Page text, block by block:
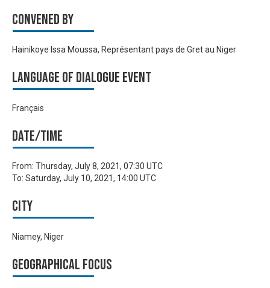
Convened by
Hainikoye Issa Moussa, Représentant pays de Gret au Niger
Language of Dialogue Event
Français
Date/time
From: Thursday, July 8, 2021, 07:30 UTC
To: Saturday, July 10, 2021, 14:00 UTC
City
Niamey, Niger
Geographical focus